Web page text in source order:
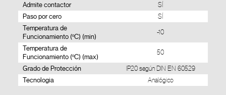
Admite contactor SÍ
Paso por cero SÍ
Temperatura de
Funcionamiento (ºC) (min)
-10
Temperatura de
Funcionamiento (ºC) (max)
50
Grado de Protección IP20 según DIN EN 60529
Tecnologia Analógico